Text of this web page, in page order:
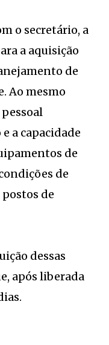
o secretário, a
a aquisição
de
Ao mesmo
a capacidade
de
de
postos de
dessas
após liberada